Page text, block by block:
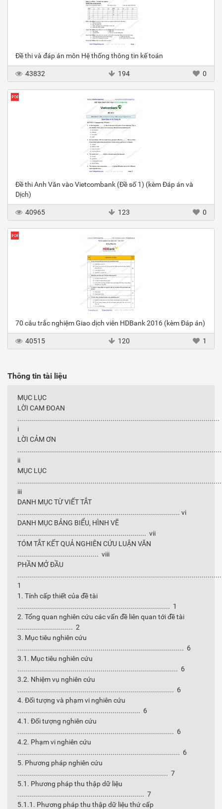
Đề thi và đáp án môn Hệ thống thông tin kế toán
43832 194 0
Đề thi Anh Văn vào Vietcombank (Đề số 1) (kèm Đáp án và
Dịch)
40965 123 0
70 câu trắc nghiệm Giao dịch viên HDBank 2016 (kèm Đáp án)
40515 120 1
Thông tin tài liệu
MỤC LỤC
LỜI CAM ĐOAN
......................................................................................................
i
LỜI CẢM ƠN
ii
MỤC LỤC
iii
DANH MỤC TỪ VIẾT TẮT
.................................................................................. vi
DANH MỤC BẢNG BIỂU, HÌNH VẼ
................................................................. vii
TÓM TẮT KẾT QUẢ NGHIÊN CỨU LUẬN VĂN
......................................... viii
PHẦN MỞ ĐẦU
1
1. Tính cấp thiết của đề tài
............................................................................. 1
2. Tổng quan nghiên cứu các vấn đề liên quan tới đề tài
............................ 2
3. Mục tiêu nghiên cứu
.................................................................................... 6
3.1. Mục tiêu nghiên cứu
................................................................................. 6
3.2. Nhiệm vụ nghiên cứu
............................................................................... 6
4. Đối tượng và phạm vi nghiên cứu
.............................................................. 6
4.1. Đối tượng nghiên cứu
............................................................................... 6
4.2. Phạm vi nghiên cứu
.................................................................................. 6
5. Phương pháp nghiên cứu
............................................................................ 7
5.1. Phương pháp thu thập dữ liệu
................................................................ 7
5.1.1. Phương pháp thu thập dữ liệu thứ cấp